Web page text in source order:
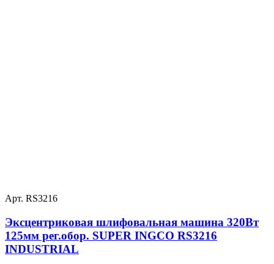
Арт. RS3216
Эксцентриковая шлифовальная машина 320Вт
125мм рег.обор. SUPER INGCO RS3216
INDUSTRIAL